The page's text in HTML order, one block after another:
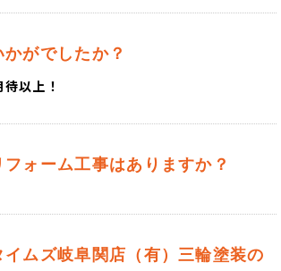
がでしたか？
以上！
ォーム工事はありますか？
ムズ岐阜関店（有）三輪塗装の